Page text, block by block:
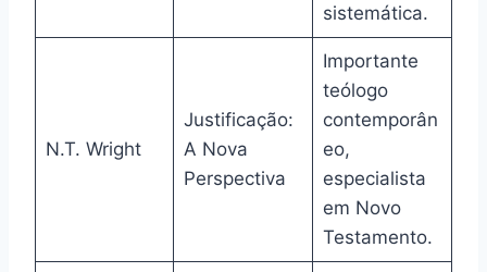
sistemática.
N.T. Wright
Justificação:
A Nova
Perspectiva
Importante
teólogo
contemporân
eo,
especialista
em Novo
Testamento.